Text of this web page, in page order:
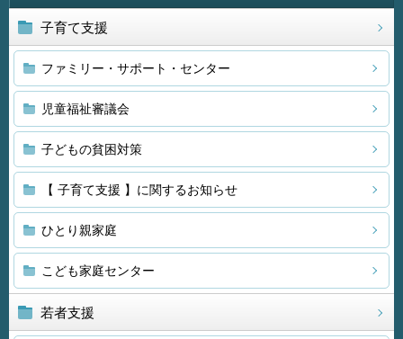
子育て支援
ファミリー・サポート・センター
児童福祉審議会
子どもの貧困対策
【 子育て支援 】に関するお知らせ
ひとり親家庭
こども家庭センター
若者支援